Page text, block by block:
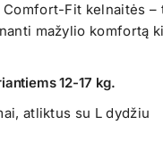
Fit kelnaitės
mažylio komfortą
12-17 kg.
atliktus su L dydžiu